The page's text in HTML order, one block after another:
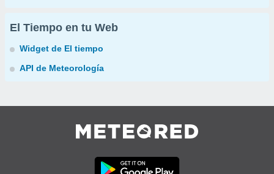
El Tiempo en tu Web
Widget de El tiempo
API de Meteorología